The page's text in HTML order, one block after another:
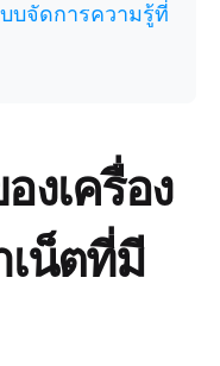
บจัดการความรู้ที่
เครื่อง
น็ตที่มี